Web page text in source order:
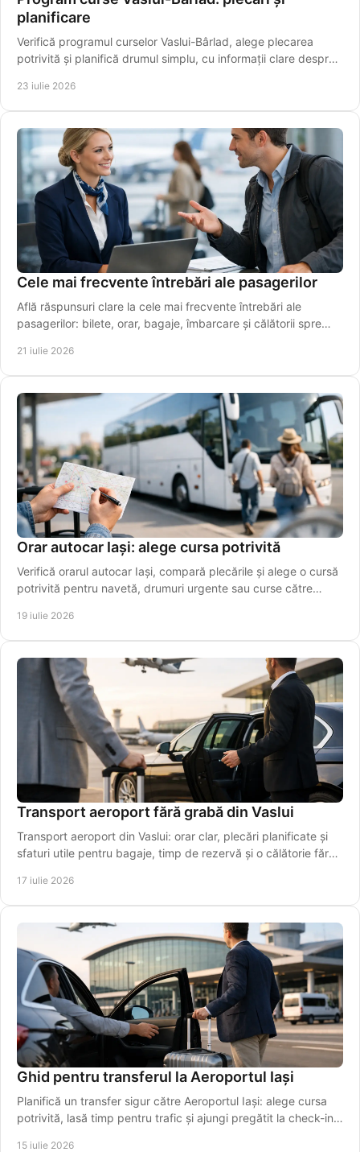
planificare
Verifică programul curselor Vaslui-Bârlad, alege plecarea
potrivită și planifică drumul simplu, cu informații clare despre
23 iulie 2026
Cele mai frecvente întrebări ale pasagerilor
Află răspunsuri clare la cele mai frecvente întrebări ale
pasagerilor: bilete, orar, bagaje, îmbarcare și călătorii spre
21 iulie 2026
Orar autocar Iași: alege cursa potrivită
Verifică orarul autocar Iași, compară plecările și alege o cursă
potrivită pentru navetă, drumuri urgente sau curse către
19 iulie 2026
Transport aeroport fără grabă din Vaslui
Transport aeroport din Vaslui: orar clar, plecări planificate și
sfaturi utile pentru bagaje, timp de rezervă și o călătorie fără
17 iulie 2026
Ghid pentru transferul la Aeroportul Iași
Planifică un transfer sigur către Aeroportul Iași: alege cursa
potrivită, lasă timp pentru trafic și ajungi pregătit la check-in,
15 iulie 2026